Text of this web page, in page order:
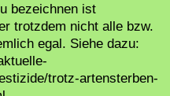
bezeichnen ist
trotzdem nicht alle bzw.
egal. Siehe dazu:
trotz-artensterben-